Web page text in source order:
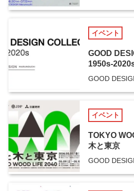
イベント
GOOD
1950s-
GOOD
イベント
TOKYO
木と東京
GOOD